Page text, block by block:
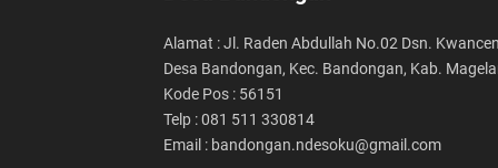
Alamat : Jl. Raden Abdullah No.02 Dsn.
Desa Bandongan, Kec. Bandongan, Kab.
Kode Pos : 56151
Telp : 081 511 330814
Email : bandongan.ndesoku@gmail.com